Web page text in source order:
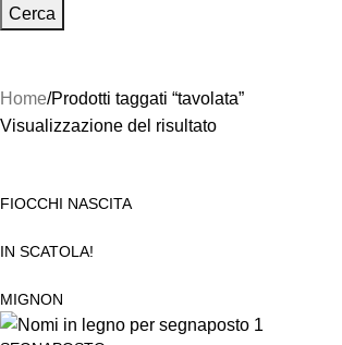
Cerca
Home Prodotti taggati “tavolata”
Visualizzazione del risultato
FIOCCHI NASCITA
IN SCATOLA!
MIGNON